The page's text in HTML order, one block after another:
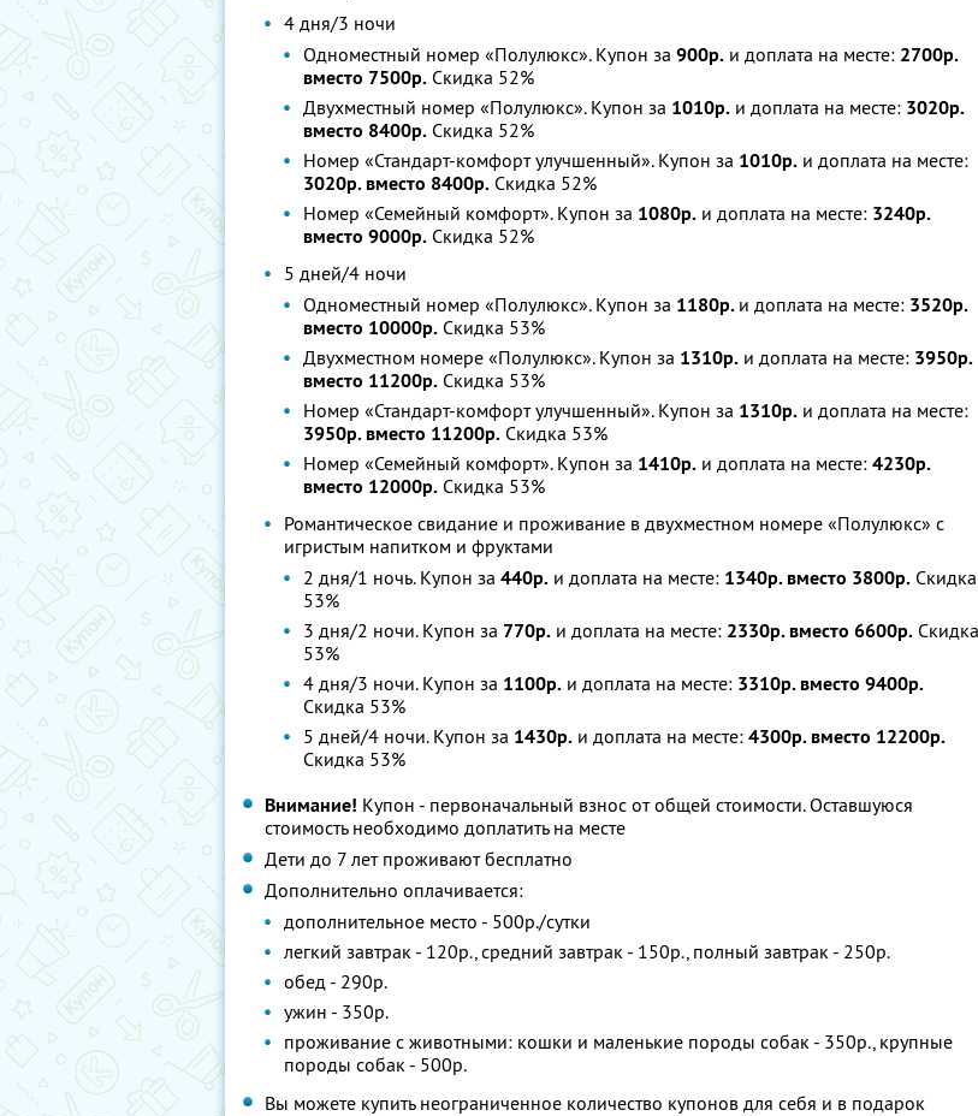
4 дня/3 ночи
Одноместный номер «Полулюкс». Купон за 900р. и доплата на месте: 2700р.
вместо 7500р. Скидка 52%
Двухместный номер «Полулюкс». Купон за 1010р. и доплата на месте: 3020р.
вместо 8400р. Скидка 52%
Номер «Стандарт-комфорт улучшенный». Купон за 1010р. и доплата на месте:
3020р. вместо 8400р. Скидка 52%
Номер «Семейный комфорт». Купон за 1080р. и доплата на месте: 3240р.
вместо 9000р. Скидка 52%
5 дней/4 ночи
Одноместный номер «Полулюкс». Купон за 1180р. и доплата на месте: 3520р.
вместо 10000р. Скидка 53%
Двухместном номере «Полулюкс». Купон за 1310р. и доплата на месте: 3950р.
вместо 11200р. Скидка 53%
Номер «Стандарт-комфорт улучшенный». Купон за 1310р. и доплата на месте:
3950р. вместо 11200р. Скидка 53%
Номер «Семейный комфорт». Купон за 1410р. и доплата на месте: 4230р.
вместо 12000р. Скидка 53%
Романтическое свидание и проживание в двухместном номере «Полулюкс» с
игристым напитком и фруктами
2 дня/1 ночь. Купон за 440р. и доплата на месте: 1340р. вместо 3800р. Скидка
53%
3 дня/2 ночи. Купон за 770р. и доплата на месте: 2330р. вместо 6600р. Скидка
53%
4 дня/3 ночи. Купон за 1100р. и доплата на месте: 3310р. вместо 9400р.
Скидка 53%
5 дней/4 ночи. Купон за 1430р. и доплата на месте: 4300р. вместо 12200р.
Скидка 53%
Внимание! Купон - первоначальный взнос от общей стоимости. Оставшуюся
стоимость необходимо доплатить на месте
Дети до 7 лет проживают бесплатно
Дополнительно оплачивается:
дополнительное место - 500р./сутки
легкий завтрак - 120р., средний завтрак - 150р., полный завтрак - 250р.
обед - 290р.
ужин - 350р.
проживание с животными: кошки и маленькие породы собак - 350р., крупные
породы собак - 500р.
Вы можете купить неограниченное количество купонов для себя и в подарок